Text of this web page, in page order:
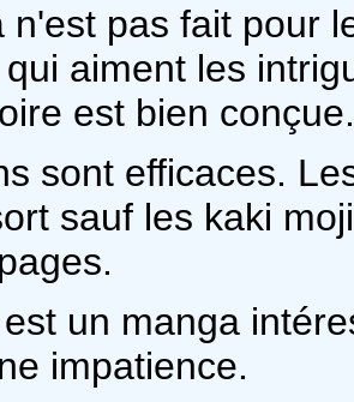
n'est pas fait pour
aiment les
est bien conçue.
sont efficaces.
sauf les kaki
est un manga
impatience.